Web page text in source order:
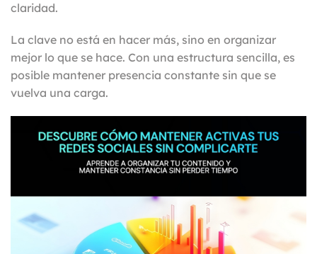
claridad.
La clave no está en hacer más, sino en organizar
mejor lo que se hace. Con una estructura sencilla, es
posible mantener presencia constante sin que se
vuelva una carga.